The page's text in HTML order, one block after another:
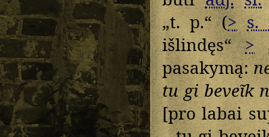
„t. p.“ (> s.
išlindęs“>
pasakymą:
tu gi beveĩk
[pro labai